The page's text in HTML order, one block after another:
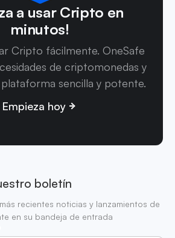
a usar Cripto en
minutos!
Cripto fácilmente. OneSafe
de criptomonedas y
sencilla y potente.
Empieza hoy
boletín
recientes noticias y lanzamientos de
en su bandeja de entrada